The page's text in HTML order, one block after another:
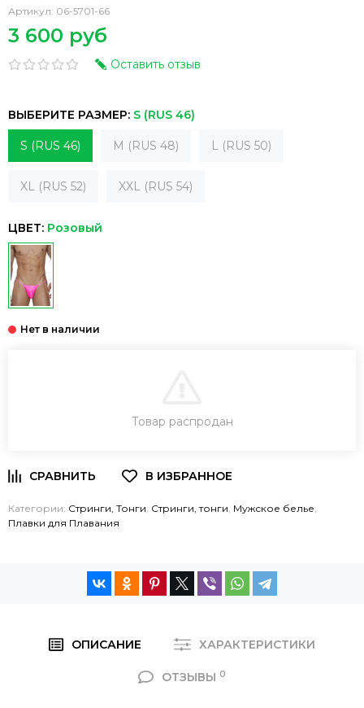
Артикул: 06-5701-66
3 600 руб
Оставить отзыв
ВЫБЕРИТЕ РАЗМЕР: S (RUS 46)
S (RUS 46) M (RUS 48) L (RUS 50)
XL (RUS 52) XXL (RUS 54)
ЦВЕТ: Розовый
ЗАКАЗ В ОДИН КЛИК
Товар распродан
Категории: Стринги, Тонги, Стринги, тонги, Мужское белье,
Плавки для Плавания
ОПИСАНИЕ ХАРАКТЕРИСТИКИ
ОТЗЫВЫ 0